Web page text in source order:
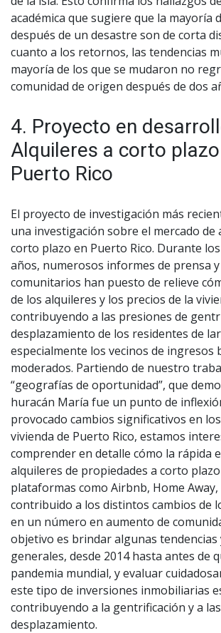
académica que sugiere que la mayoría
después de un desastre son de corta
cuanto a los retornos, las tendencias
mayoría de los que se mudaron no
comunidad de origen después de dos
4. Proyecto en
Alquileres a corto
Puerto Rico
El proyecto de investigación más
una investigación sobre el mercado de
corto plazo en Puerto Rico. Durante
años, numerosos informes de prensa
comunitarios han puesto de relieve
de los alquileres y los precios de la
contribuyendo a las presiones de
desplazamiento de los residentes de
especialmente los vecinos de ingresos
moderados. Partiendo de nuestro
“geografías de oportunidad”, que
huracán María fue un punto de
provocado cambios significativos en
vivienda de Puerto Rico, estamos
comprender en detalle cómo la rápida
alquileres de propiedades a corto
plataformas como Airbnb, Home
contribuido a los distintos cambios de
en un número en aumento de
objetivo es brindar algunas
generales, desde 2014 hasta antes de
pandemia mundial, y evaluar
este tipo de inversiones inmobiliarias
contribuyendo a la gentrificación y a
desplazamiento.